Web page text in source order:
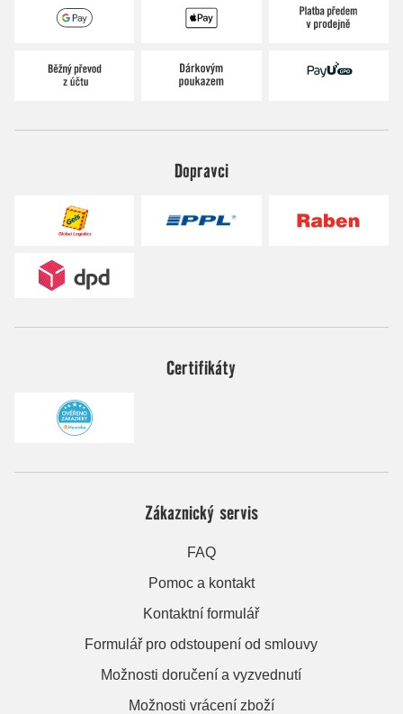
Dopravci
Certifikáty
Zákaznický servis
FAQ
Pomoc a kontakt
Kontaktní formulář
Formulář pro odstoupení od smlouvy
Možnosti doručení a vyzvednutí
Možnosti vrácení zboží